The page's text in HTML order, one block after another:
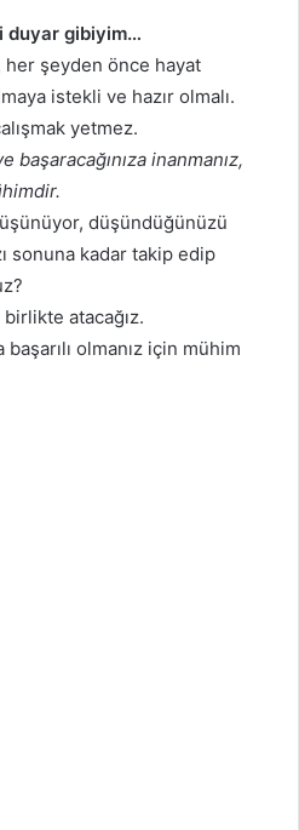
duyar gibiyim…
her şeyden önce hayat
istekli ve hazır olmalı.
yetmez.
başaracağınıza inanmanız,
düşündüğünüzü
sonuna kadar takip edip
birlikte atacağız.
başarılı olmanız için mühim